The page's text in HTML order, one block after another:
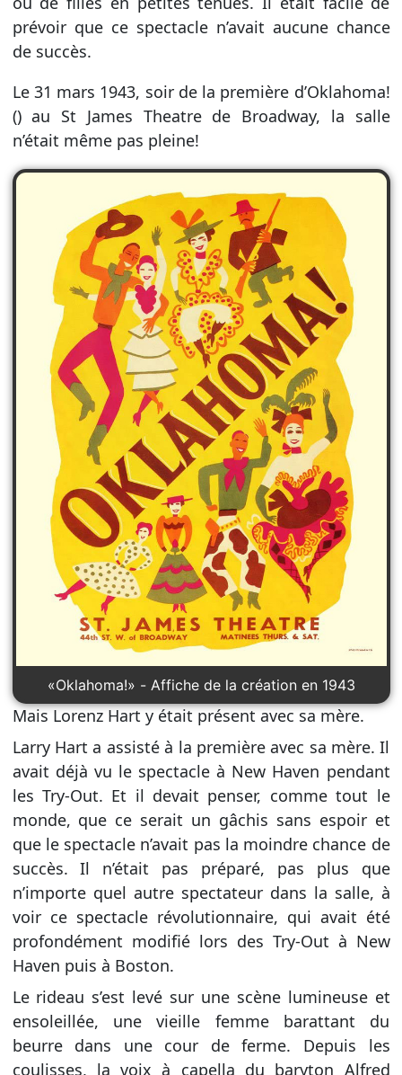
prévoir que ce spectacle n’avait aucune chance
de succès.
Le 31 mars 1943, soir de la première d’Oklahoma!
() au St James Theatre de Broadway, la salle
n’était même pas pleine!
«Oklahoma!» - Affiche de la création en 1943
Mais Lorenz Hart y était présent avec sa mère.
Larry Hart a assisté à la première avec sa mère. Il
avait déjà vu le spectacle à New Haven pendant
les Try-Out. Et il devait penser, comme tout le
monde, que ce serait un gâchis sans espoir et
que le spectacle n’avait pas la moindre chance de
succès. Il n’était pas préparé, pas plus que
n’importe quel autre spectateur dans la salle, à
voir ce spectacle révolutionnaire, qui avait été
profondément modifié lors des Try-Out à New
Haven puis à Boston.
Le rideau s’est levé sur une scène lumineuse et
ensoleillée, une vieille femme barattant du
beurre dans une cour de ferme. Depuis les
coulisses, la voix à capella du baryton Alfred